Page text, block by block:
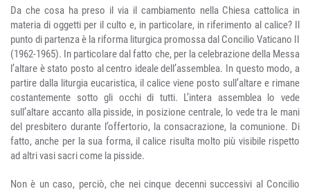
Da che cosa ha preso il via il cambiamento nella Chiesa cattolica in
materia di oggetti per il culto e, in particolare, in riferimento al calice? Il
punto di partenza è la riforma liturgica promossa dal Concilio Vaticano II
(1962-1965). In particolare dal fatto che, per la celebrazione della Messa
l’altare è stato posto al centro ideale dell’assemblea. In questo modo, a
partire dalla liturgia eucaristica, il calice viene posto sull’altare e rimane
costantemente sotto gli occhi di tutti. L’intera assemblea lo vede
sull’altare accanto alla pisside, in posizione centrale, lo vede tra le mani
del presbitero durante l’offertorio, la consacrazione, la comunione. Di
fatto, anche per la sua forma, il calice risulta molto più visibile rispetto
ad altri vasi sacri come la pisside.
Non è un caso, perciò, che nei cinque decenni successivi al Concilio